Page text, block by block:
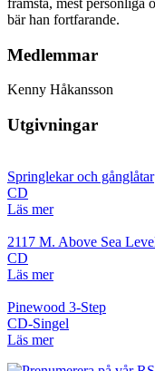
bär han fortfarande.
Medlemmar
Kenny Håkansson
Utgivningar
Springlekar och gånglåtar
CD
Läs mer
2117 M. Above Sea
CD
Läs mer
Pinewood 3-Step
CD-Singel
Läs mer